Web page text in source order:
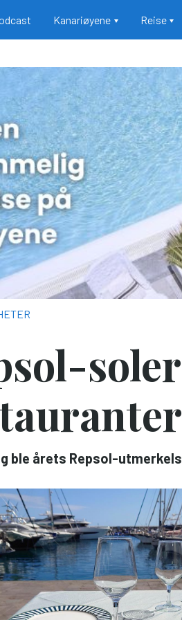
Kanariøyene Reise
ble årets Repsol-